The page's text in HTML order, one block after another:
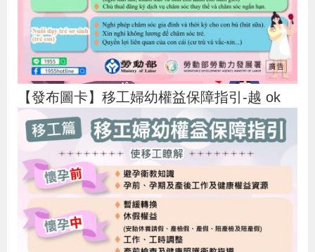
【發布圖卡】移工婦幼權益保障指引-越 ok